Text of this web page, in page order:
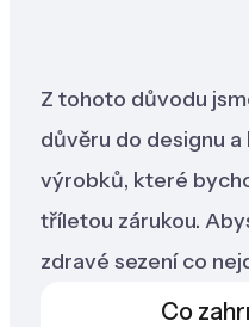
Z tohoto důvodu
důvěru do designu
výrobků, které
tříletou zárukou.
zdravé sezení co
Co